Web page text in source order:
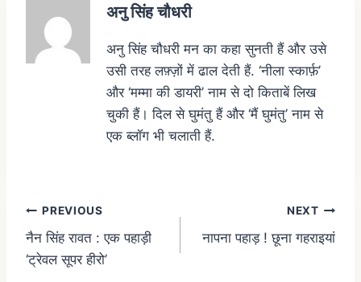
अनु सिंह चौधरी
अनु सिंह चौधरी मन का कहा सुनती हैं और उसे
उसी तरह लफ़्ज़ों में ढाल देती हैं. ‘नीला स्कार्फ़’
और ‘मम्मा की डायरी’ नाम से दो किताबें लिख
चुकी हैं। दिल से घुमंतु हैं और ‘मैं घुमंतु’ नाम से
एक ब्लॉग भी चलाती हैं.
PREVIOUS
नैन सिंह रावत : एक पहाड़ी
‘ट्रेवल सूपर हीरो’
NEXT
नापना पहाड़ ! छूना गहराइयां